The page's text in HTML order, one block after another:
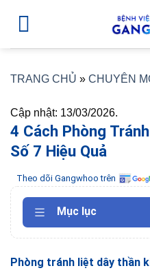
TRANG CHỦ » CHUYÊN
Cập nhật: 13/03/2026.
4 Cách Phòng
Số 7 Hiệu Quả
Theo dõi Gangwhoo trên
Mục lục
Phòng tránh liệt dây thần